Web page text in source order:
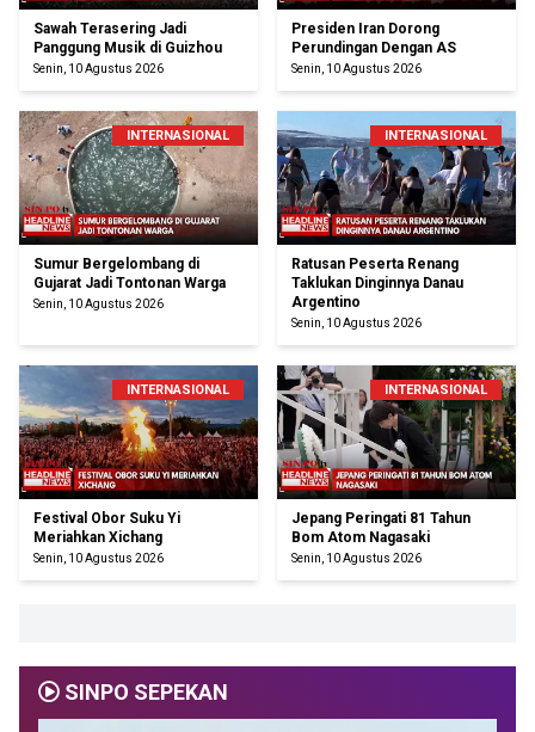
Sawah Terasering Jadi
Panggung Musik di Guizhou
Senin, 10 Agustus 2026
Presiden Iran Dorong
Perundingan Dengan AS
Senin, 10 Agustus 2026
INTERNASIONAL
Sumur Bergelombang di
Gujarat Jadi Tontonan Warga
Senin, 10 Agustus 2026
INTERNASIONAL
Ratusan Peserta Renang
Taklukan Dinginnya Danau
Argentino
Senin, 10 Agustus 2026
INTERNASIONAL
Festival Obor Suku Yi
Meriahkan Xichang
Senin, 10 Agustus 2026
INTERNASIONAL
Jepang Peringati 81 Tahun
Bom Atom Nagasaki
Senin, 10 Agustus 2026
SINPO SEPEKAN